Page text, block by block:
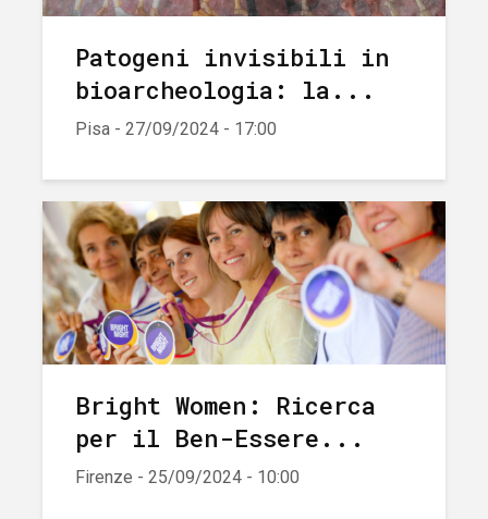
Patogeni invisibili in
bioarcheologia: la...
Pisa - 27/09/2024 - 17:00
Bright Women: Ricerca
per il Ben-Essere...
Firenze - 25/09/2024 - 10:00